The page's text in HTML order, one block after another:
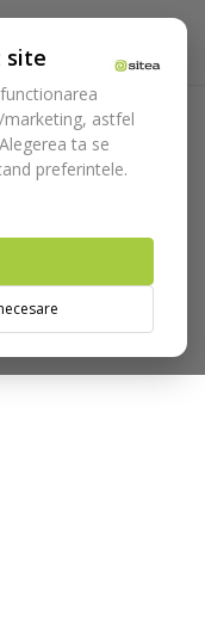
site
astfel
ta se
preferintele.
Instrument
Greenstein N.2 cod
accesati website-ul